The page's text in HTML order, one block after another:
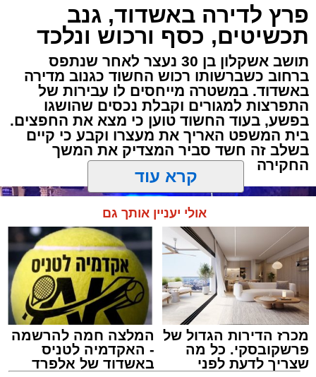
פרץ לדירה באשדוד, גנב
תכשיטים, כסף ורכוש ונלכד
תושב אשקלון בן 30 נעצר לאחר שנתפס
ברחוב כשברשותו רכוש החשוד כגנוב מדירה
באשדוד. במשטרה מייחסים לו עבירות של
התפרצות למגורים וקבלת נכסים שהושגו
בפשע, בעוד החשוד טוען כי מצא את החפצים.
בית המשפט האריך את מעצרו וקבע כי קיים
בשלב זה חשד סביר המצדיק את המשך
החקירה
קרא עוד
אולי יעניין אותך גם
מכרז הדירות הגדול של
פרשקובסקי. כל מה
שצריך לדעת לפני
המלצה חמה להרשמה
- האקדמיה לטניס
באשדוד של אלפרד